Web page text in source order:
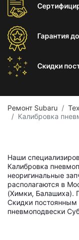
Гарантия
Скидки
Ремонт Subaru
Калибровка
Наши
Калибровка
неоригинальные
располагаются в
(Химки, Балашиха).
Скидки постоянным
пневмоподвески